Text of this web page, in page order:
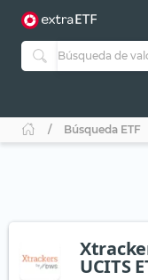
Búsqueda ETF
UCITS